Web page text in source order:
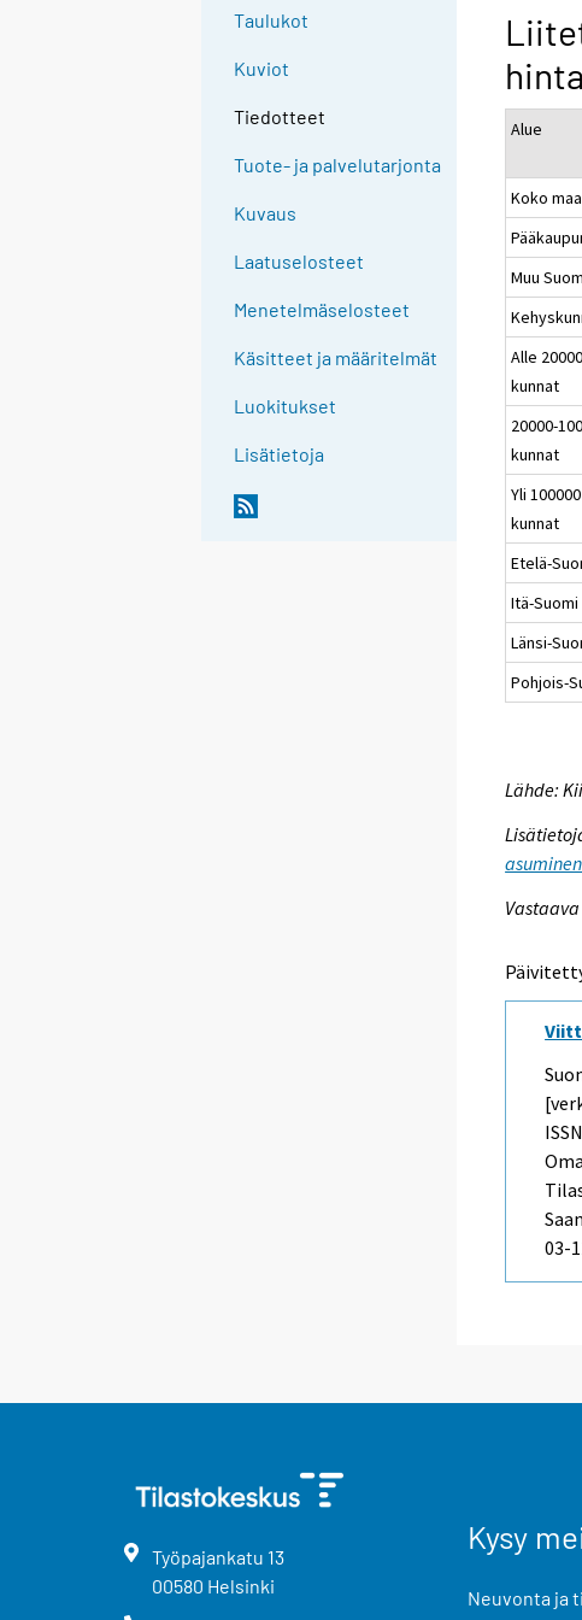
Taulukot
Kuviot
Tiedotteet
Tuote- ja palvelutarjonta
Kuvaus
Laatuselosteet
Menetelmäselosteet
Käsitteet ja määritelmät
Luokitukset
Lisätietoja
Alue
Koko maa
Muu
Alle
kunnat
20000-
kunnat
Yli
kunnat
Etelä-
Itä-Suomi
Länsi-
Pohjois-
Lähde:
03-
Työpajankatu 13
00580 Helsinki
Kysy
Neuvonta ja